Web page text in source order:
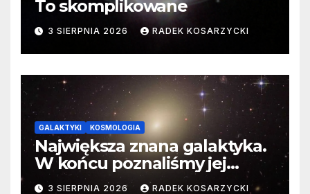
To skomplikowane
3 SIERPNIA 2026 RADEK KOSARZYCKI
GALAKTYKI KOSMOLOGIA
Największa znana galaktyka.
W końcu poznaliśmy jej
faktyczne wymiary
3 SIERPNIA 2026 RADEK KOSARZYCKI